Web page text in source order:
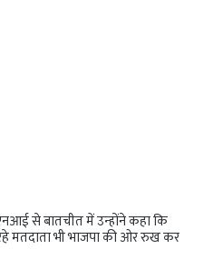
से बातचीत में उन्होंने कहा कि
मतदाता भी भाजपा की ओर रुख कर